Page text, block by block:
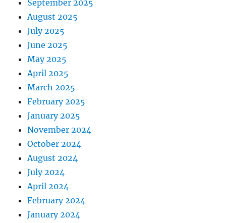
September 2025
August 2025
July 2025
June 2025
May 2025
April 2025
March 2025
February 2025
January 2025
November 2024
October 2024
August 2024
July 2024
April 2024
February 2024
January 2024